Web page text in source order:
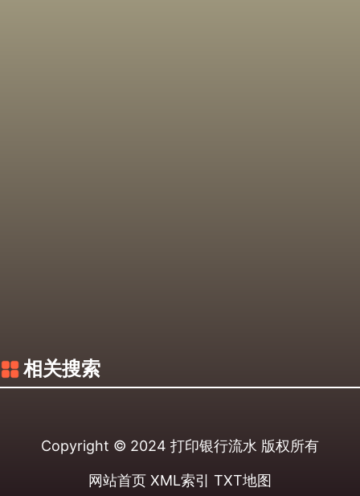
相关搜索
Copyright © 2024 打印银行流水 版权所有
网站首页 XML索引 TXT地图